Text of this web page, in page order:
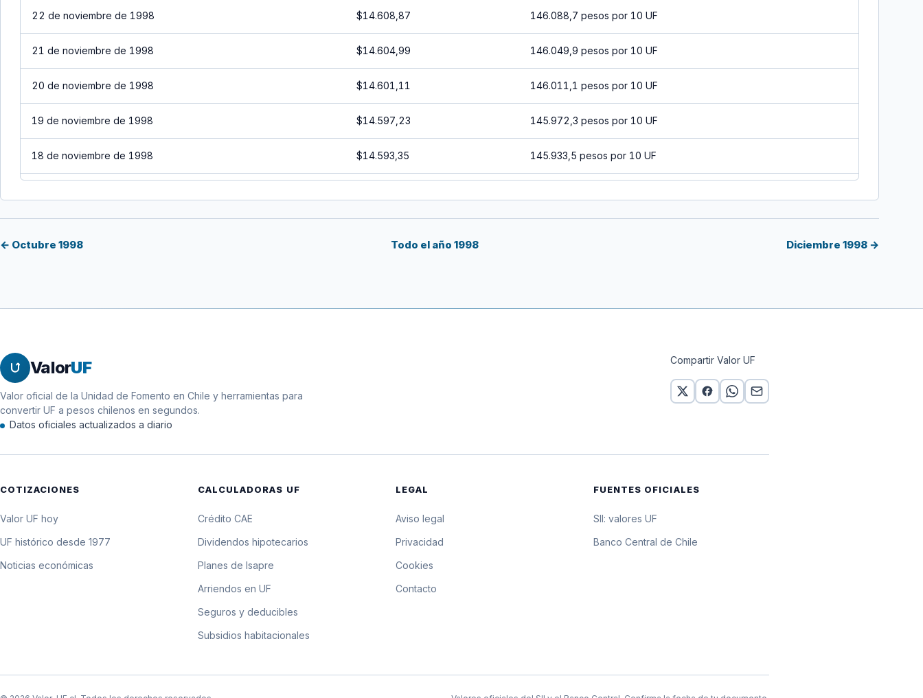
22 de noviembre de 1998 $14.608,87 146.088,7 pesos por 10 UF
21 de noviembre de 1998 $14.604,99 146.049,9 pesos por 10 UF
20 de noviembre de 1998 $14.601,11 146.011,1 pesos por 10 UF
19 de noviembre de 1998 $14.597,23 145.972,3 pesos por 10 UF
18 de noviembre de 1998 $14.593,35 145.933,5 pesos por 10 UF
12 de noviembre de 1998
11 de noviembre de 1998
7 de noviembre de 1998 $14.553,83 145.538,3 pesos por 10 UF
← Octubre 1998 Todo el año 1998 Diciembre 1998 →
ValorUF
Valor oficial de la Unidad de Fomento en Chile y herramientas para
convertir UF a pesos chilenos en segundos.
Datos oficiales actualizados a diario
Compartir Valor UF
COTIZACIONES
Valor UF hoy
UF histórico desde 1977
Noticias económicas
CALCULADORAS UF
Crédito CAE
Dividendos hipotecarios
Planes de Isapre
Arriendos en UF
Seguros y deducibles
Subsidios habitacionales
LEGAL
Aviso legal
Privacidad
Cookies
Contacto
FUENTES OFICIALES
SII: valores UF
Banco Central de Chile